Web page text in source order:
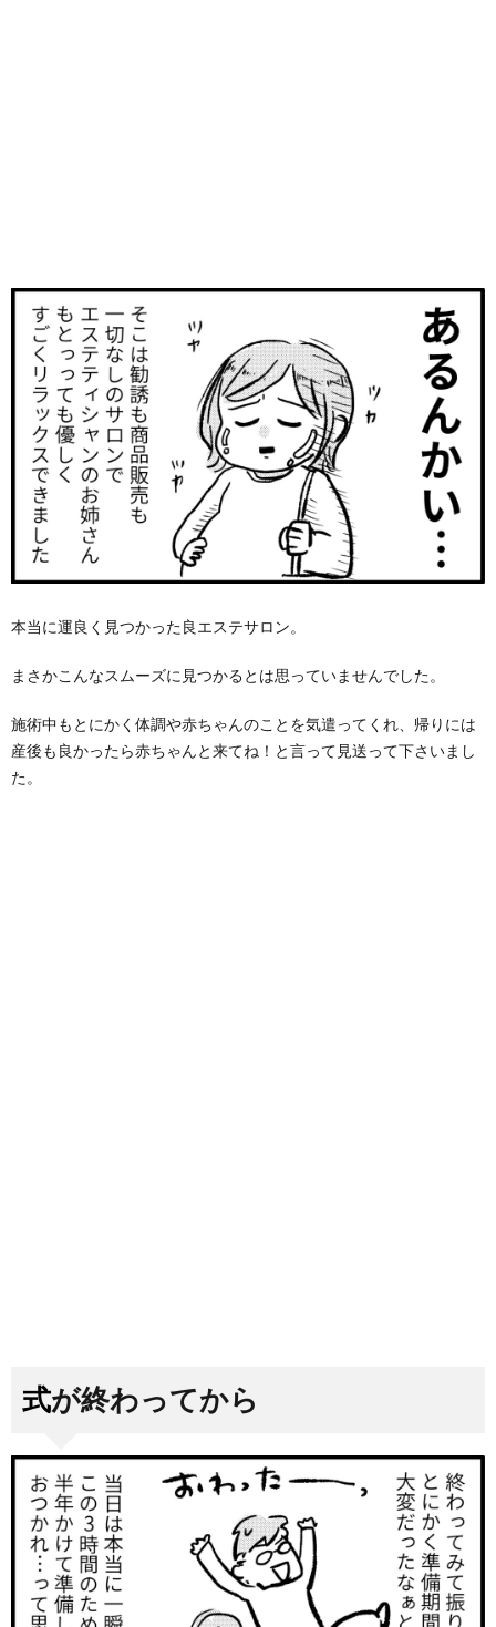
本当に運良く見つかった良エステサロン。
まさかこんなスムーズに見つかるとは思っていませんでした。
施術中もとにかく体調や赤ちゃんのことを気遣ってくれ、帰りには
産後も良かったら赤ちゃんと来てね！と言って見送って下さいまし
た。
式が終わってから